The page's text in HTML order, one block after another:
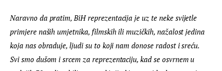
Naravno da pratim, BiH reprezentacija je uz te neke svijetle
primjere naših umjetnika, filmskih ili muzičkih, nažalost jedina
koja nas obraduje, ljudi su to koji nam donose radost i sreću.
Svi smo dušom i srcem za reprezentaciju, kad se osvrnem u